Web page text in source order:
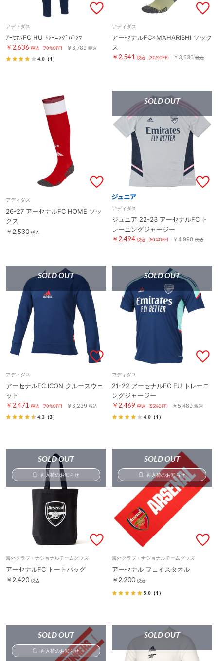
アディダス
ｱｰｾﾅﾙFC HU ﾄﾚｰﾆﾝｸﾞﾊﾟﾝﾂ
￥2,636 税込 (70%OFF) ￥8,789 税込
4.0 （1）
アディダス
アーセナルFC×MAHARISHI ソック
ス
￥2,541 税込 (30%OFF) ￥3,630 税込
アディダス
26-27 アーセナルFC HOME ソッ
クス
￥2,530 税込
SOLD OUT
アディダス
ジュニア 22-23 アーセナルFC ト
レーニングジャージー
￥2,494 税込 (50%OFF) ￥4,990 税込
SOLD OUT
アディダス
アーセナルFC ICON クルースウェ
ット
￥2,471 税込 (70%OFF) ￥8,239 税込
4.3 （3）
SOLD OUT
アディダス
21-22 アーセナルFC EU トレーニ
ングジャージー
￥2,469 税込 (55%OFF) ￥5,489 税込
4.0 （1）
SOLD OUT
再入荷のお知らせ
海外クラブ・ナショナルチームグッズ
アーセナルFC トートバッグ
￥2,420 税込
SOLD OUT
再入荷のお知らせ
海外クラブ・ナショナルチームグッズ
アーセナル フェイスタオル
￥2,200 税込
5.0 （1）
SOLD OUT
再入荷のお知らせ
SOLD OUT